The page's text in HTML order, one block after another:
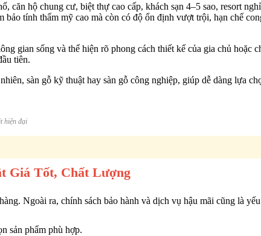
hộ chung cư, biệt thự cao cấp, khách sạn 4–5 sao, resort
tính thẩm mỹ cao mà còn có độ ổn định vượt trội, hạn chế
gian sống và thể hiện rõ phong cách thiết kế của gia chủ hoặc
tiên.
sàn gỗ kỹ thuật hay sàn gỗ công nghiệp, giúp dễ dàng lựa
hiện đại
Giá Tốt, Chất Lượng
Ngoài ra, chính sách bảo hành và dịch vụ hậu mãi cũng là
sản phẩm phù hợp.